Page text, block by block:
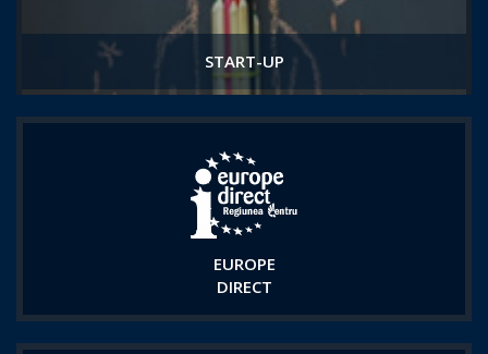
START-UP
EUROPE
DIRECT